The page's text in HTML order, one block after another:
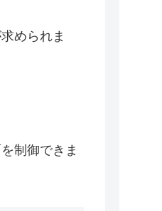
められま
制御できま